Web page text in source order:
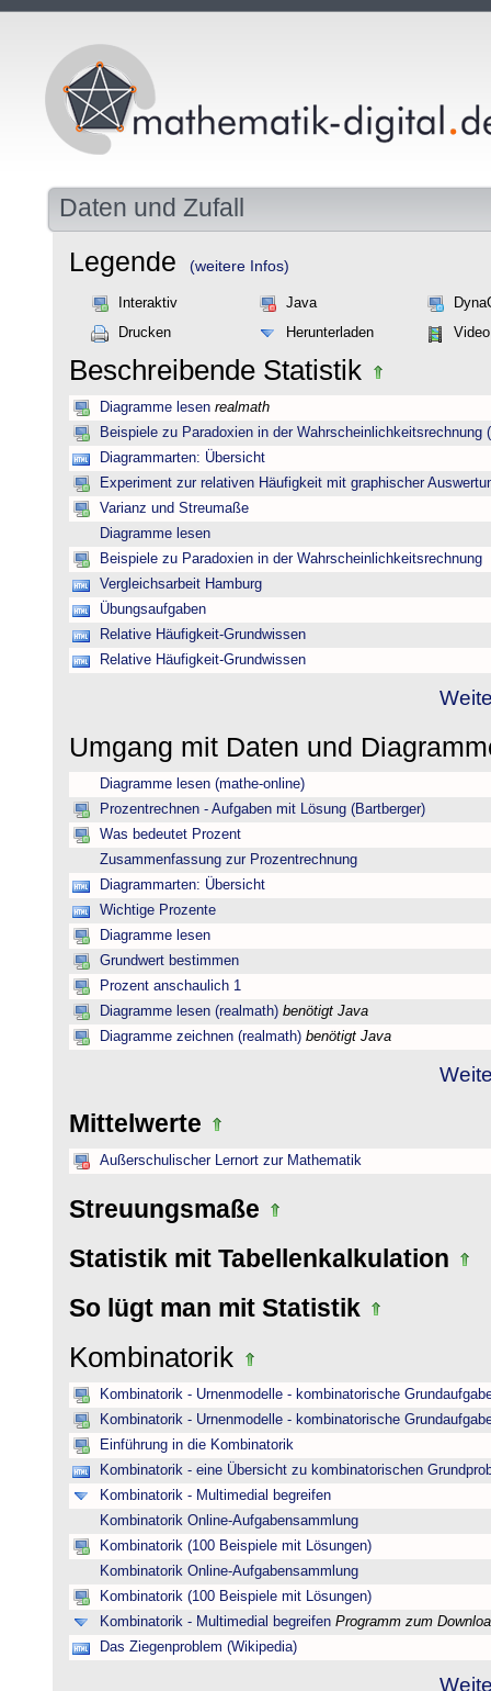
Daten und Zufall
Legende (weitere Infos)
Interaktiv Java
Drucken
Herunterladen Video
Beschreibende Statistik
Diagramme lesen realmath
Beispiele zu Paradoxien in der Wahrscheinlichkeitsrechnung
Diagrammarten: Übersicht
Experiment zur relativen Häufigkeit mit graphischer
Varianz und Streumaße
Diagramme lesen
Beispiele zu Paradoxien in der Wahrscheinlichkeitsrechnung
Vergleichsarbeit Hamburg
Übungsaufgaben
Relative Häufigkeit-Grundwissen
Relative Häufigkeit-Grundwissen
Umgang mit Daten und
Diagramme lesen (mathe-online)
Prozentrechnen - Aufgaben mit Lösung (Bartberger)
Was bedeutet Prozent
Zusammenfassung zur Prozentrechnung
Diagrammarten: Übersicht
Wichtige Prozente
Diagramme lesen
Grundwert bestimmen
Prozent anschaulich 1
Diagramme lesen (realmath) benötigt Java
Diagramme zeichnen (realmath) benötigt Java
Mittelwerte
Außerschulischer Lernort zur Mathematik
Streuungsmaße
Statistik mit Tabellenkalkulation
So lügt man mit Statistik
Kombinatorik
Kombinatorik - Urnenmodelle - kombinatorische
Kombinatorik - Urnenmodelle - kombinatorische
Einführung in die Kombinatorik
Kombinatorik - eine Übersicht zu kombinatorischen
Kombinatorik - Multimedial begreifen
Kombinatorik Online-Aufgabensammlung
Kombinatorik (100 Beispiele mit Lösungen)
Kombinatorik Online-Aufgabensammlung
Kombinatorik (100 Beispiele mit Lösungen)
Kombinatorik - Multimedial begreifen Programm zum
Das Ziegenproblem (Wikipedia)